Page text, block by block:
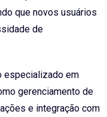
que novos usuários
de
especializado em
gerenciamento de
e integração com